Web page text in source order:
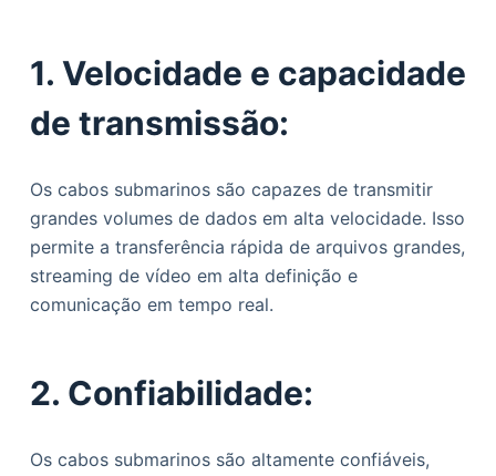
1. Velocidade e capacidade
de transmissão:
Os cabos submarinos são capazes de transmitir
grandes volumes de dados em alta velocidade. Isso
permite a transferência rápida de arquivos grandes,
streaming de vídeo em alta definição e
comunicação em tempo real.
2. Confiabilidade:
Os cabos submarinos são altamente confiáveis,